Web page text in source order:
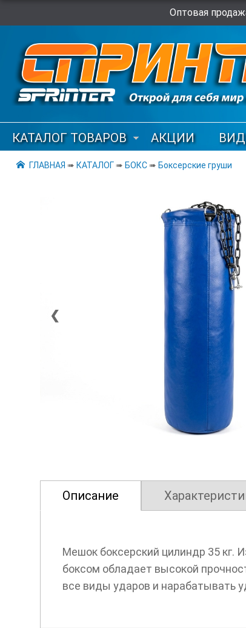
Оптовая
КАТАЛОГ ТОВАРОВ АКЦИИ
ГЛАВНАЯ ➠ КАТАЛОГ➠ БОКС➠ Боксерские груши
❮
Описание
Мешок боксерский цилиндр 35 кг.
боксом обладает высокой
все виды ударов и нарабатывать